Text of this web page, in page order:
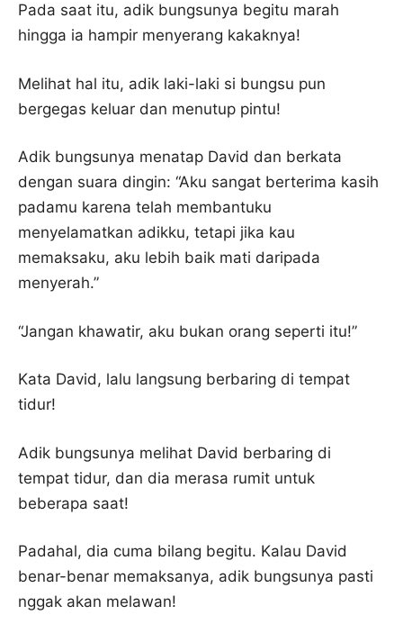
Pada saat itu, adik bungsunya begitu marah
hingga ia hampir menyerang kakaknya!
Melihat hal itu, adik laki-laki si bungsu pun
bergegas keluar dan menutup pintu!
Adik bungsunya menatap David dan berkata
dengan suara dingin: “Aku sangat berterima kasih
padamu karena telah membantuku
menyelamatkan adikku, tetapi jika kau
memaksaku, aku lebih baik mati daripada
menyerah.”
“Jangan khawatir, aku bukan orang seperti itu!”
Kata David, lalu langsung berbaring di tempat
tidur!
Adik bungsunya melihat David berbaring di
tempat tidur, dan dia merasa rumit untuk
beberapa saat!
Padahal, dia cuma bilang begitu. Kalau David
benar-benar memaksanya, adik bungsunya pasti
nggak akan melawan!